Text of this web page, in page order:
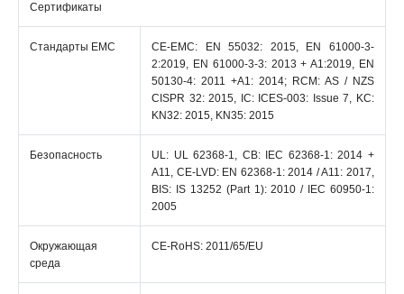
Сертификаты
Стандарты EMC
CE-EMC: EN 55032: 2015, EN 61000-3-
2:2019, EN 61000-3-3: 2013 + A1:2019, EN
50130-4: 2011 +A1: 2014; RCM: AS / NZS
CISPR 32: 2015, IC: ICES-003: Issue 7, KC:
KN32: 2015, KN35: 2015
Безопасность
UL: UL 62368-1, CB: IEC 62368-1: 2014 +
A11, CE-LVD: EN 62368-1: 2014 / A11: 2017,
BIS: IS 13252 (Part 1): 2010 / IEC 60950-1:
2005
Окружающая
среда
CE-RoHS: 2011/65/EU